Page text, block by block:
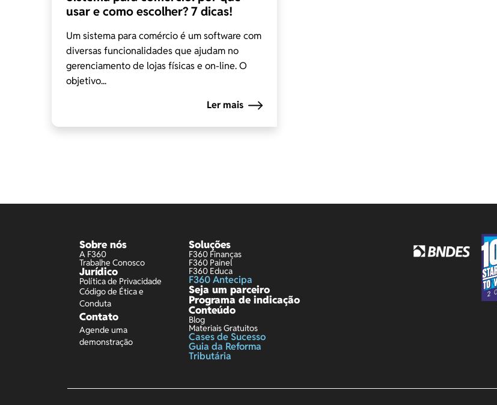
usar e como escolher? 7 dicas!
Um sistema para comércio é um software com
diversas funcionalidades que ajudam no
gerenciamento de lojas físicas e on-line. O
objetivo...
Ler mais
Sobre nós
A F360
Trabalhe Conosco
Jurídico
Política de Privacidade
Código de Ética e
Conduta
Contato
Agende uma
demonstração
Soluções
F360 Finanças
F360 Painel
F360 Educa
F360 Antecipa
Seja um parceiro
Programa de indicação
Conteúdo
Blog
Materiais Gratuitos
Cases de Sucesso
Guia da Reforma
Tributária